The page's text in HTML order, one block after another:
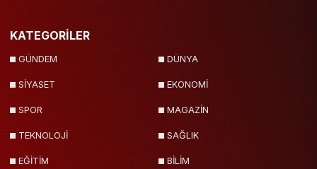
KATEGORİLER
GÜNDEM DÜNYA
SİYASET EKONOMİ
SPOR MAGAZİN
TEKNOLOJİ SAĞLIK
EĞİTİM BİLİM